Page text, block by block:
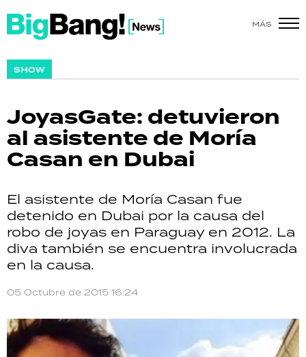
MÁS
SHOW
JoyasGate: detuvieron
al asistente de Moría
Casan en Dubai
El asistente de Moría Casan fue
detenido en Dubai por la causa del
robo de joyas en Paraguay en 2012. La
diva también se encuentra involucrada
en la causa.
05 Octubre de 2015 16:24
SHOW
ACTUALIDAD
POLICIALES
ECONOMÍA
GRAN HERMANO
SALUD
DEPORTES
TECNOLOGÍA